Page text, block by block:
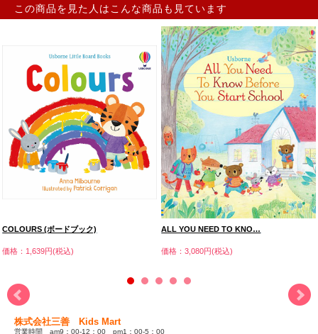
この商品を見た人はこんな商品も見ています
COLOURS (ボードブック)
価格：1,639円(税込)
ALL YOU NEED TO KNO…
価格：3,080円(税込)
株式会社三善 Kids Mart
営業時間 am9：00-12：00 pm1：00-5：00